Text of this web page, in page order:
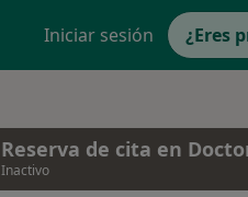
Iniciar sesión ¿Eres
Reserva de cita en
Inactivo